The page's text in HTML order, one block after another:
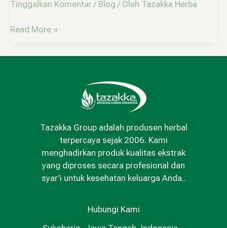
Tinggalkan Komentar / Blog / Oleh Tazakka Herba
Read More »
Tazakka Group adalah produsen herbal
terpercaya sejak 2006. Kami
menghadirkan produk kualitas ekstrak
yang diproses secara profesional dan
syar’i untuk kesehatan keluarga Anda..
Hubungi Kami